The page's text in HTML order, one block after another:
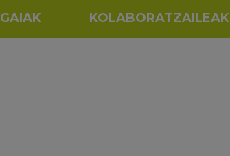
GAIAK KOLABORATZAILEAK